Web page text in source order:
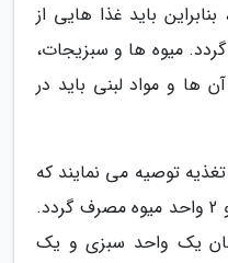
باید غذا هایی از
میوه ها و سبزیجات،
ها و مواد لبنی باید در
توصیه می نمایند که
در طول روز حتما 2 واحد سبزی و 2 واحد میوه مصرف گردد.
یک واحد سبزی و یک